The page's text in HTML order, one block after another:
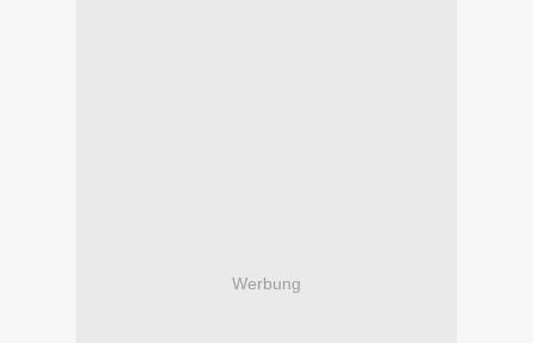
Werbung